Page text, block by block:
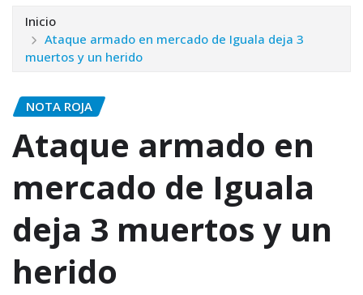
Inicio
Ataque armado en mercado de Iguala deja 3
muertos y un herido
NOTA ROJA
Ataque armado en
mercado de Iguala
deja 3 muertos y un
herido